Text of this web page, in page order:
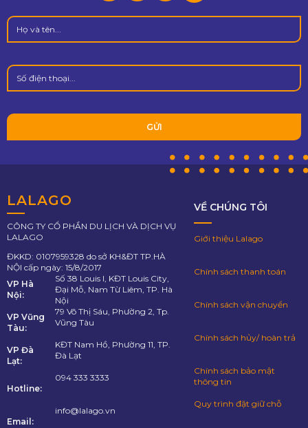
LALAGO
CÔNG TY CỔ PHẦN DU LỊCH VÀ DỊCH VỤ
LALAGO
ĐKKD: 0107959328 do sở KH&ĐT TP.HÀ
NỘI cấp ngày: 15/8/2017
VP Hà
Nội:
Số 38 Louis I, KĐT Louis City,
Đại Mỗ, Nam Từ Liêm, TP. Hà
Nội
VP Vũng
Tàu:
79 Võ Thị Sáu, Phường 2, Tp.
Vũng Tàu
VP Đà
Lạt:
KĐT Nam Hồ, Phường 11, TP.
Đà Lạt
Hotline:
094 333 3333
Email:
info@lalago.vn
VỀ CHÚNG TÔI
Giới thiệu Lalago
Chính sách thanh toán
Chính sách vận chuyển
Chính sách hủy/ hoàn trả
Chính sách bảo mật
thông tin
Quy trình đặt giữ chỗ